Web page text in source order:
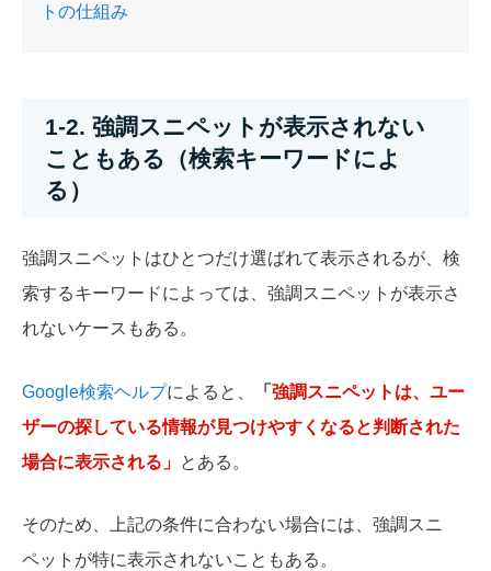
トの仕組み
1-2. 強調スニペットが表示されない
こともある（検索キーワードによ
る）
強調スニペットはひとつだけ選ばれて表示されるが、検
索するキーワードによっては、強調スニペットが表示さ
れないケースもある。
Google検索ヘルプによると、 「 強調スニペットは、ユー
ザーの探している情報が見つけやすくなると判断された
場合に表示される」 とある。
そのため、上記の条件に合わない場合には、強調スニ
ペットが特に表示されないこともある。